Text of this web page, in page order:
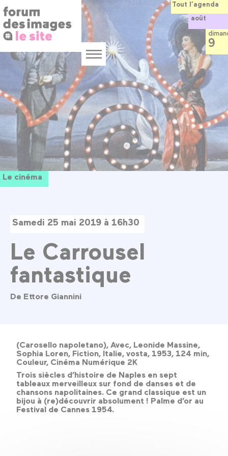
Panneau de gestion des cookies
au
contenu
principal
Menu
Le cinéma
Samedi 25 mai 2019 à 16h30
Le Carrousel
fantastique
De Ettore Giannini
(Carosello napoletano), Avec, Leonide Massine,
Sophia Loren, Fiction, Italie, vosta, 1953, 124 min,
Couleur, Cinéma Numérique 2K
Trois siècles d’histoire de Naples en sept
tableaux merveilleux sur fond de danses et de
chansons napolitaines. Ce grand classique est un
bijou à (re)découvrir absolument ! Palme d’or au
Festival de Cannes 1954.
Tout l’agenda
août
9